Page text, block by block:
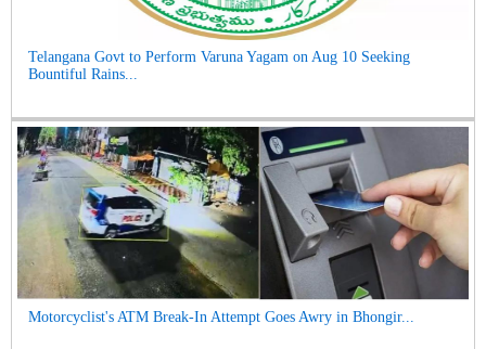
Telangana Govt to Perform Varuna Yagam on Aug 10 Seeking
Bountiful Rains...
Motorcyclist's ATM Break-In Attempt Goes Awry in Bhongir...